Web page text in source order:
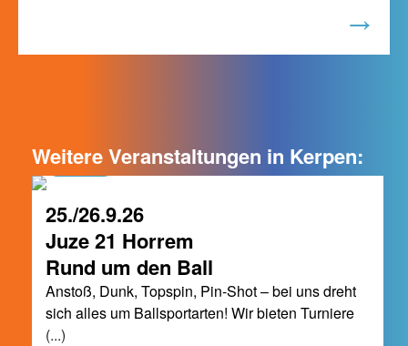
Weitere Veranstaltungen in Kerpen:
Kerpen
25./26.9.26
Juze 21 Horrem
Rund um den Ball
Anstoß, Dunk, Topspin, Pin-Shot – bei uns dreht
sich alles um Ballsportarten! Wir bieten Turniere
(...)